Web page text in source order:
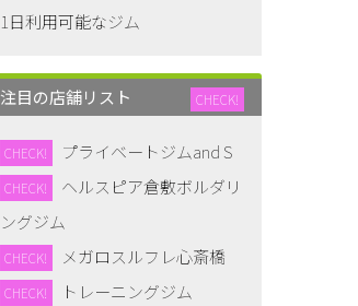
1日利用可能なジム
注目の店舗リスト CHECK!
CHECK! プライベートジムand S
CHECK!
ヘルスピア倉敷ボルダリ
ングジム
CHECK! メガロスルフレ心斎橋
CHECK!
トレーニングジム